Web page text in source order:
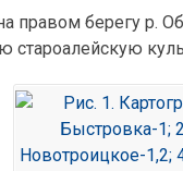
правом берегу р.
староалейскую